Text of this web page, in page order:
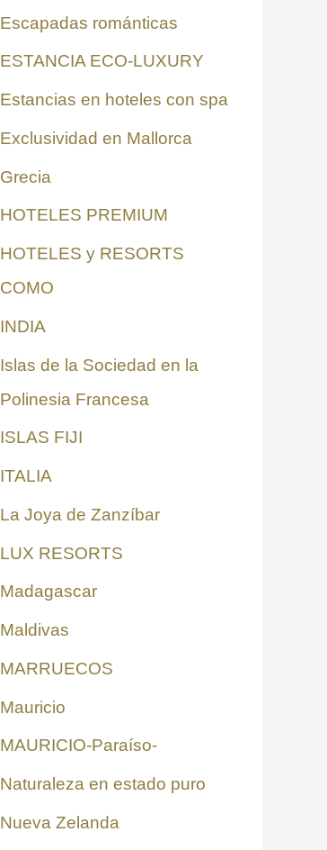
Escapadas románticas
ESTANCIA ECO-LUXURY
Estancias en hoteles con spa
Exclusividad en Mallorca
Grecia
HOTELES PREMIUM
HOTELES y RESORTS
COMO
INDIA
Islas de la Sociedad en la
Polinesia Francesa
ISLAS FIJI
ITALIA
La Joya de Zanzíbar
LUX RESORTS
Madagascar
Maldivas
MARRUECOS
Mauricio
MAURICIO-Paraíso-
Naturaleza en estado puro
Nueva Zelanda